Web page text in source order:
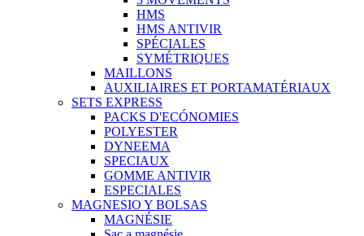
HMS
HMS ANTIVIR
SPÉCIALES
SYMÉTRIQUES
MAILLONS
AUXILIAIRES ET PORTAMATÉRIAUX
SETS EXPRESS
PACKS D'ECÓNOMIES
POLYESTER
DYNEEMA
SPECIAUX
GOMME ANTIVIR
ESPECIALES
MAGNESIO Y BOLSAS
MAGNÉSIE